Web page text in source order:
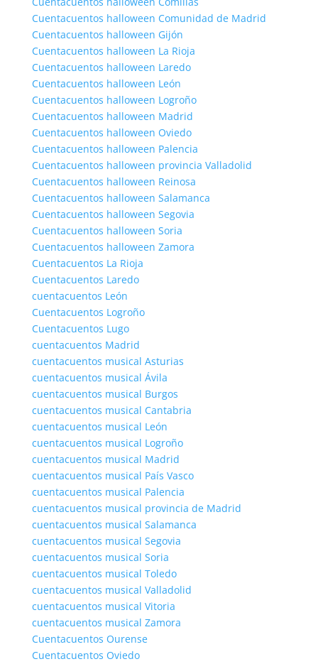
Cuentacuentos halloween Comunidad de Madrid
Cuentacuentos halloween Gijón
Cuentacuentos halloween La Rioja
Cuentacuentos halloween Laredo
Cuentacuentos halloween León
Cuentacuentos halloween Logroño
Cuentacuentos halloween Madrid
Cuentacuentos halloween Oviedo
Cuentacuentos halloween Palencia
Cuentacuentos halloween provincia Valladolid
Cuentacuentos halloween Reinosa
Cuentacuentos halloween Salamanca
Cuentacuentos halloween Segovia
Cuentacuentos halloween Soria
Cuentacuentos halloween Zamora
Cuentacuentos La Rioja
Cuentacuentos Laredo
cuentacuentos León
Cuentacuentos Logroño
Cuentacuentos Lugo
cuentacuentos Madrid
cuentacuentos musical Asturias
cuentacuentos musical Ávila
cuentacuentos musical Burgos
cuentacuentos musical Cantabria
cuentacuentos musical León
cuentacuentos musical Logroño
cuentacuentos musical Madrid
cuentacuentos musical País Vasco
cuentacuentos musical Palencia
cuentacuentos musical provincia de Madrid
cuentacuentos musical Salamanca
cuentacuentos musical Segovia
cuentacuentos musical Soria
cuentacuentos musical Toledo
cuentacuentos musical Valladolid
cuentacuentos musical Vitoria
cuentacuentos musical Zamora
Cuentacuentos Ourense
Cuentacuentos Oviedo